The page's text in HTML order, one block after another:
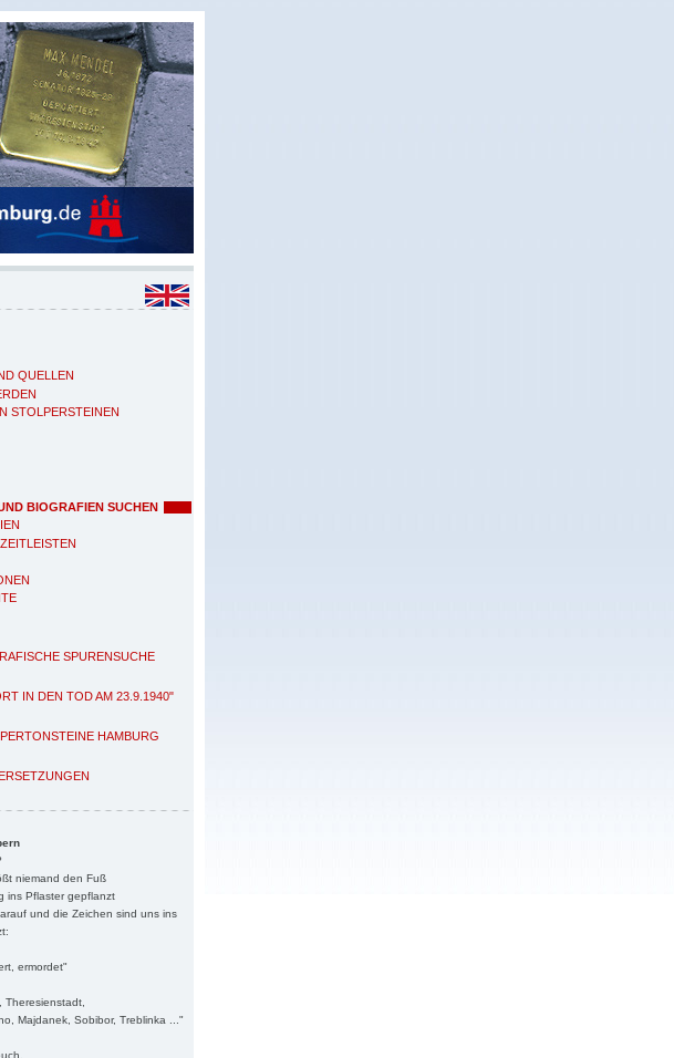
QUELLEN
STOLPERSTEINEN
BIOGRAFIEN SUCHEN
SPURENSUCHE
IN DEN TOD AM 23.9.1940"
HAMBURG
niemand den Fuß
ins Pflaster gepflanzt
und die Zeichen sind uns ins
ermordet"
Theresienstadt,
Majdanek, Sobibor, Treblinka ..."